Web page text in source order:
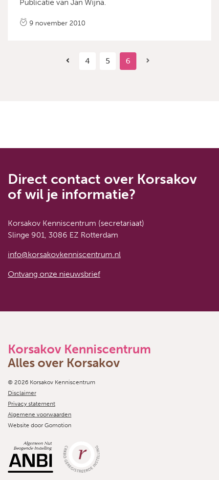
Publicatie van Jan Wijna.
9 november 2010
4 5 6
Direct contact over Korsakov
of wil je informatie?
Korsakov Kenniscentrum (secretariaat)
Slinge 901, 3086 EZ Rotterdam
info@korsakovkenniscentrum.nl
Ontvang onze nieuwsbrief
Korsakov Kenniscentrum
Alles over Korsakov
Copyright navigation
© 2026 Korsakov Kenniscentrum
Disclaimer
Privacy statement
Algemene voorwaarden
Website door Gomotion